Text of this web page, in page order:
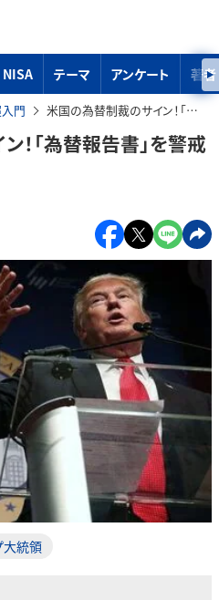
NISA テーマ アンケート 著者
門 米国の為替制裁のサイン！「為替報告書」を警戒せよ
！「為替報告書」を警戒
大統領